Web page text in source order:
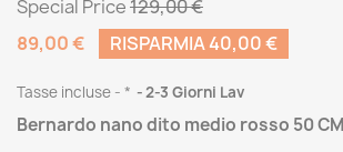
Special Price129,00 €
89,00 €
RISPARMIA 40,00 €
Tasse incluse * 2-3 Giorni Lav
Bernardo nano dito medio rosso 50 CM